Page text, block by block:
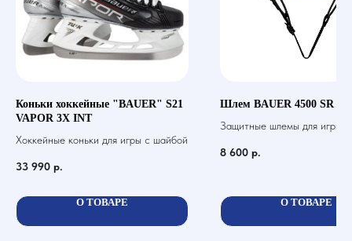
Коньки хоккейные "BAUER" S21
VAPOR 3X INT
Хоккейные коньки для игры с шайбой
33 990 р.
О ТОВАРЕ
Шлем BAUER 4500 SR
Защитные шлемы для игры в
8 600 р.
О ТОВАРЕ